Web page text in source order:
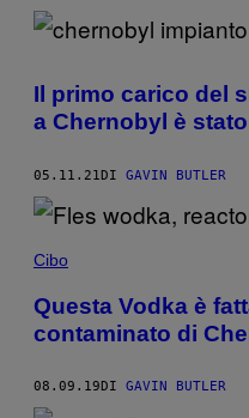
Il primo carico del
a Chernobyl è
05.11.21DI GAVIN BUTLER
Cibo
Questa Vodka è
contaminato di
08.09.19 DI GAVIN BUTLER